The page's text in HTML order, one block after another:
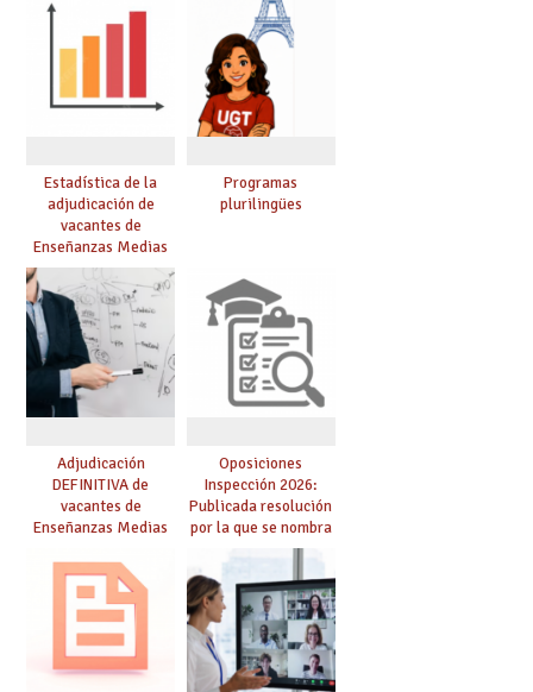
Estadística de la
adjudicación de
vacantes de
Enseñanzas Medias
para el curso 26/27
Programas
plurilingües
Adjudicación
DEFINITIVA de
vacantes de
Enseñanzas Medias
Oposiciones
Inspección 2026:
Publicada resolución
por la que se nombra
funcionarios/as en
prácticas, se regulan
dichas prácticas y se
convoca acto público
de adjudicación